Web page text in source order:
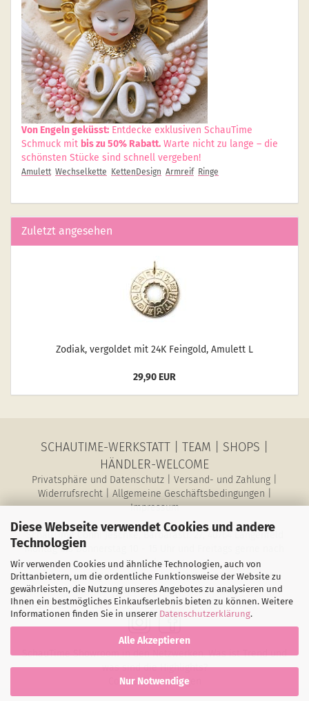
Diese Webseite verwendet Cookies und andere
Technologien
Wir verwenden Cookies und ähnliche Technologien, auch von
Drittanbietern, um die ordentliche Funktionsweise der Website zu
gewährleisten, die Nutzung unseres Angebotes zu analysieren und
Ihnen ein bestmögliches Einkaufserlebnis bieten zu können. Weitere
Informationen finden Sie in unserer Datenschutzerklärung.
Alle Akzeptieren
Nur Notwendige
Von Engeln geküsst: Entdecke exklusiven SchauTime
Schmuck mit bis zu 50% Rabatt. Warte nicht zu lange – die
schönsten Stücke sind schnell vergeben!
Amulett Wechselkette KettenDesign Armreif Ringe
Zuletzt angesehen
Zo­di­ak, ver­gol­det mit 24K Fein­gold, Amu­lett L
29,90 EUR
SCHAUTIME-WERKSTATT TEAM SHOPS
HÄNDLER-WELCOME
Privatsphäre und Datenschutz Versand- und Zahlung
Widerrufsrecht| Allgemeine Geschäftsbedingungen
Impressum
SchauTime Conni Jeschke, Barbarastr. 27, 40764 Langenfeld
Montag bis Donnerstag 10 - 15 Uhr und Freitags gerne nach
Vereinbarung
E-Mail: magazin@schau-time.de • Telefon: 02173-3946730 •
Mobil: 01578-6387198 • Fax: 02173-1068796
SchauTime Showroom in den Netzwerken. Was ist Trend und
was sind die Highlights?
Cookie-Einstellungen